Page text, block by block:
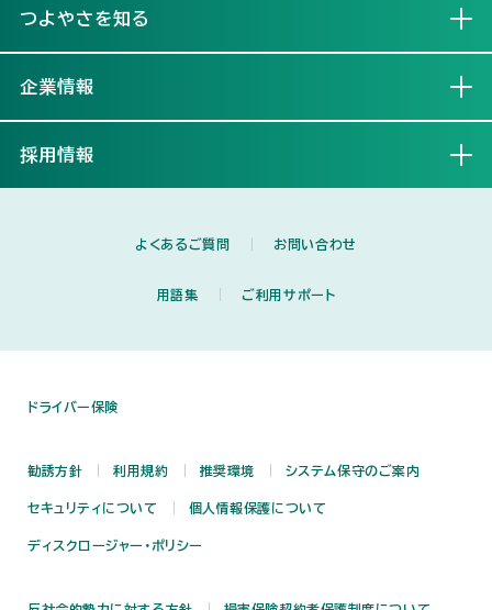
つよやさを知る
企業情報
採用情報
よくあるご質問 お問い合わせ
用語集 ご利用サポート
ドライバー保険
勧誘方針 利用規約 推奨環境 システム保守のご案内
セキュリティについて 個人情報保護について
ディスクロージャー・ポリシー